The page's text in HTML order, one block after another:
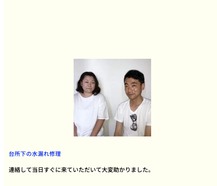
台所下の水漏れ修理
連絡して当日すぐに来ていただいて大変助かりました。